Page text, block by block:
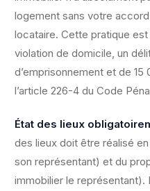
logement sans votre
locataire. Cette pratique
violation de domicile, un
d’emprisonnement et de 15
l’article 226-4 du Code
État des lieux
des lieux doit être réalisé
son représentant) et du
immobilier le représentant).